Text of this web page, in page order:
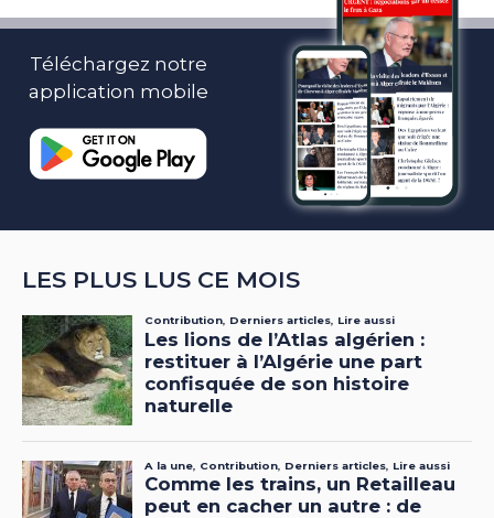
Téléchargez notre
application mobile
LES PLUS LUS CE MOIS